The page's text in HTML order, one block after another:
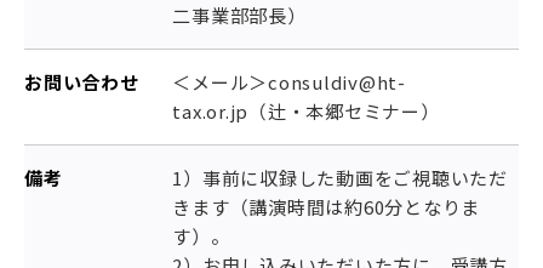
二事業部部長）
お問い合わせ
＜メール＞consuldiv@ht-
tax.or.jp（辻・本郷セミナー）
備考
1）事前に収録した動画をご視聴いただ
きます（講演時間は約60分となりま
す）。